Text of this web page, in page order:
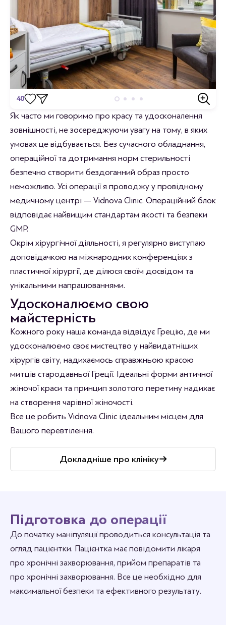
40
Відгуки
Станьте першим хто залишить відгук.
Як часто ми говоримо про красу та удосконалення
зовнішності, не зосереджуючи увагу на тому, в яких
умовах це відбувається. Без сучасного обладнання,
операційної та дотримання норм стерильності
безпечно створити бездоганний образ просто
неможливо. Усі операції я проводжу у провідному
медичному центрі — Vidnova Clinic. Операційний блок
відповідає найвищим стандартам якості та безпеки
GMP.
Окрім хірургічної діяльності, я регулярно виступаю
доповідачкою на міжнародних конференціях з
пластичної хірургії, де ділюся своїм досвідом та
унікальними напрацюваннями.
Удосконалюємо свою
майстерність
Кожного року наша команда відвідує Грецію, де ми
удосконалюємо своє мистецтво у найвидатніших
хірургів світу, надихаємось справжньою красою
митців стародавньої Греції. Ідеальні форми античної
жіночої краси та принцип золотого перетину надихає
на створення чарівної жіночості.
Все це робить Vidnova Clinic ідеальним місцем для
Вашого перевтілення.
Докладніше про клініку
Підготовка до операції
До початку маніпуляції проводиться консультація та
огляд пацієнтки. Пацієнтка має повідомити лікаря
про хронічні захворювання, прийом препаратів та
про хронічні захворювання. Все це необхідно для
максимальної безпеки та ефективного результату.